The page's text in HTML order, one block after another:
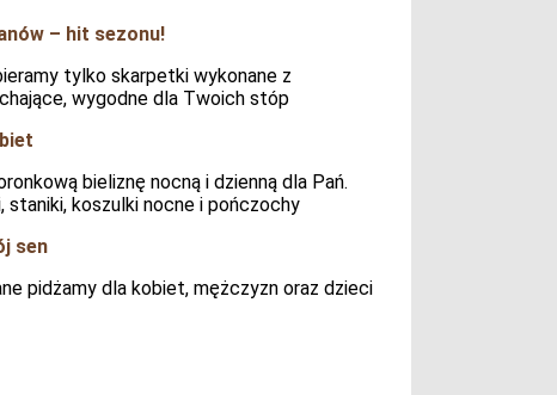
– hit sezonu!
tylko skarpetki wykonane z
wygodne dla Twoich stóp
bieliznę nocną i dzienną dla Pań.
staniki, koszulki nocne i pończochy
sen
pidżamy dla kobiet, mężczyzn oraz dzieci